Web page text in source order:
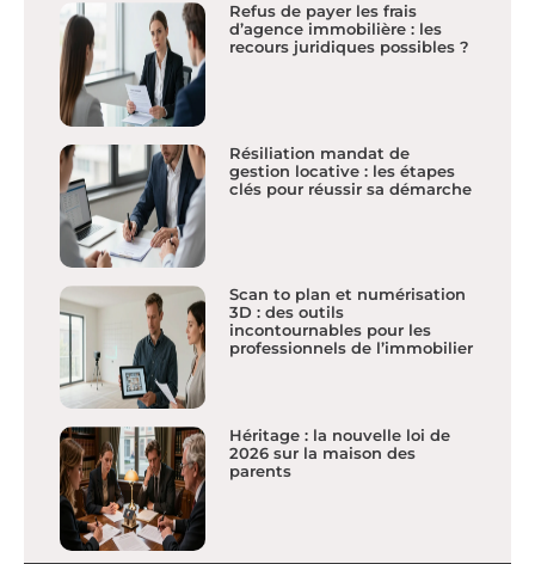
Refus de payer les frais
d’agence immobilière : les
recours juridiques possibles ?
Résiliation mandat de
gestion locative : les étapes
clés pour réussir sa démarche
Scan to plan et numérisation
3D : des outils
incontournables pour les
professionnels de l’immobilier
Héritage : la nouvelle loi de
2026 sur la maison des
parents